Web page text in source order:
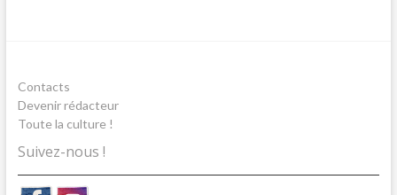
Contacts
Devenir rédacteur
Toute la culture !
Suivez-nous !